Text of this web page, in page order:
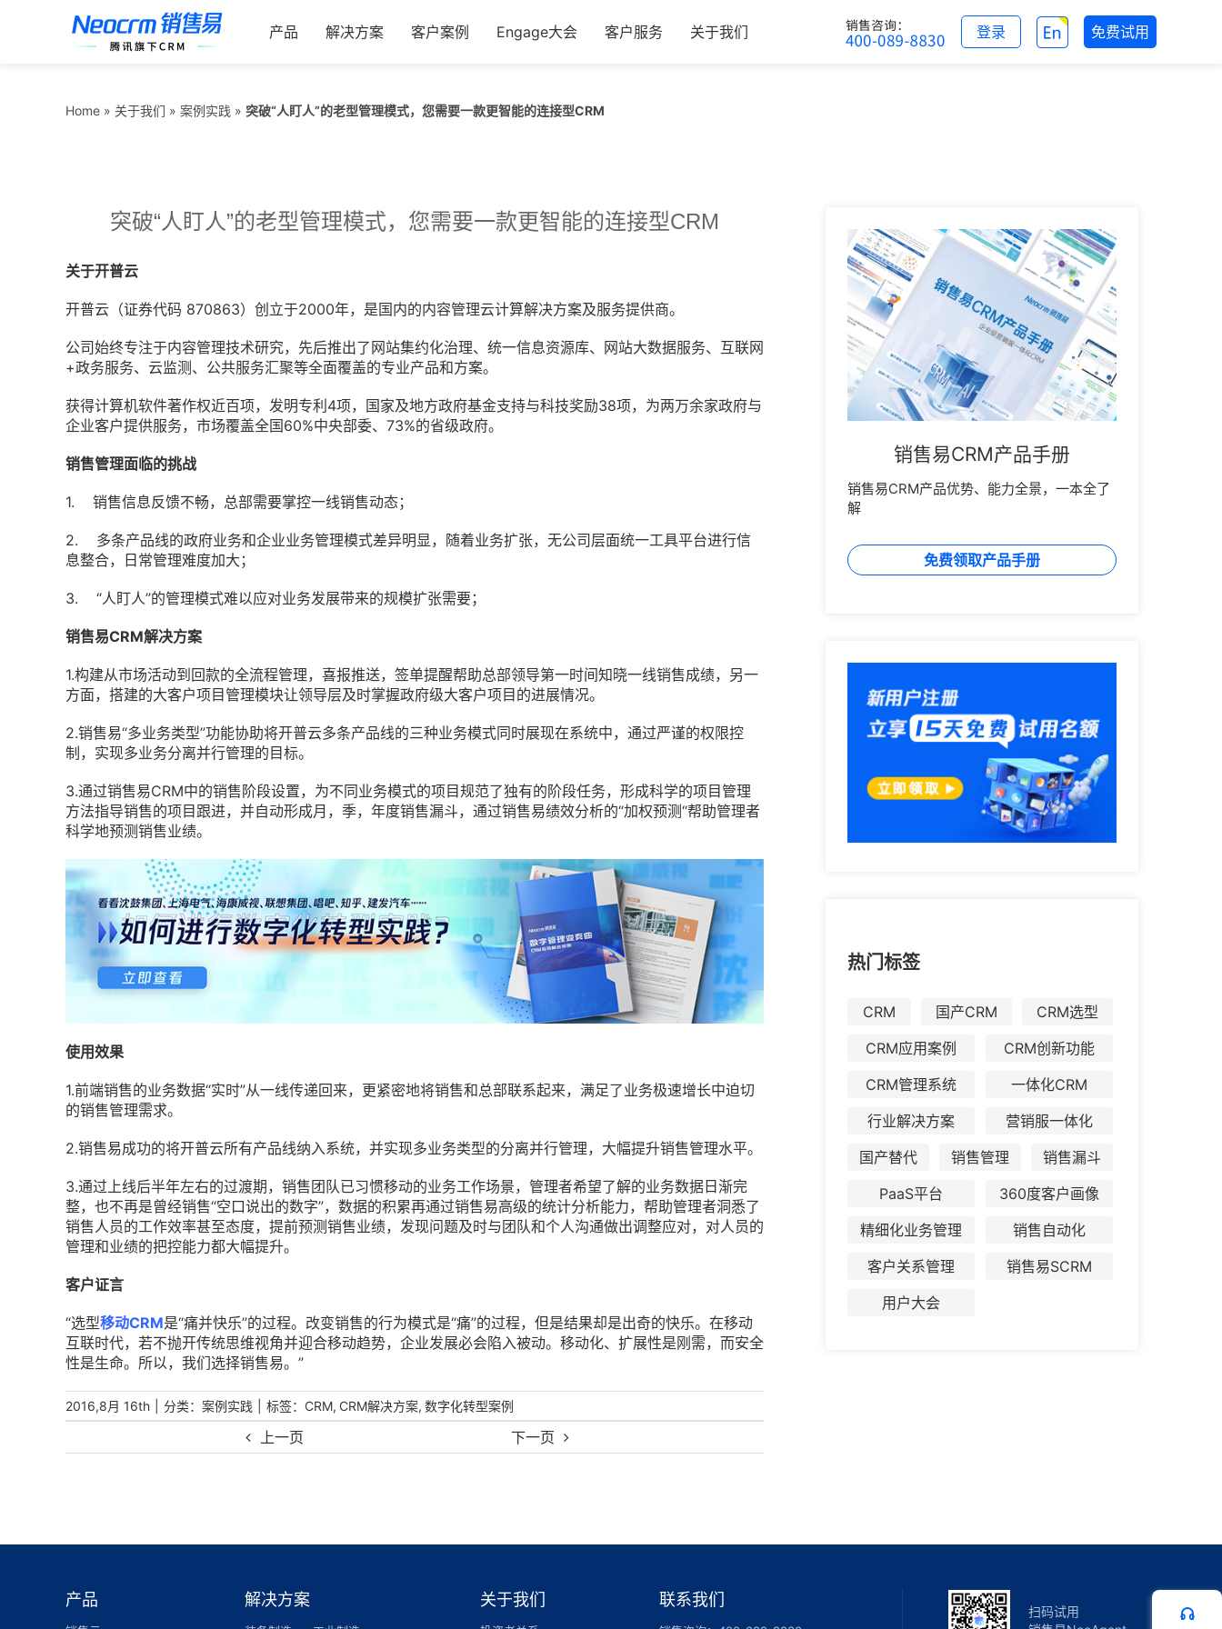
产品 解决方案 客户案例 Engage大会 客户服务 关于我们 免费试用
登录
Home » 关于我们 » 案例实践 » 突破“人盯人”的老型管理模式，您需要一款更智能的连接型CRM
上一页 下一页
突破“人盯人”的老型管理模式，您需要一款更智能的连接型CRM
关于开普云
开普云（证券代码 870863）创立于2000年，是国内的内容管理云计算解决方案及服务提供商。
公司始终专注于内容管理技术研究，先后推出了网站集约化治理、统一信息资源库、网站大数据服务、互联网
+政务服务、云监测、公共服务汇聚等全面覆盖的专业产品和方案。
获得计算机软件著作权近百项，发明专利4项，国家及地方政府基金支持与科技奖励38项，为两万余家政府与
企业客户提供服务，市场覆盖全国60%中央部委、73%的省级政府。
销售管理面临的挑战
1. 销售信息反馈不畅，总部需要掌控一线销售动态；
2. 多条产品线的政府业务和企业业务管理模式差异明显，随着业务扩张，无公司层面统一工具平台进行信
息整合，日常管理难度加大；
3. “人盯人”的管理模式难以应对业务发展带来的规模扩张需要；
销售易CRM解决方案
1.构建从市场活动到回款的全流程管理，喜报推送，签单提醒帮助总部领导第一时间知晓一线销售成绩，另一
方面，搭建的大客户项目管理模块让领导层及时掌握政府级大客户项目的进展情况。
2.销售易“多业务类型”功能协助将开普云多条产品线的三种业务模式同时展现在系统中，通过严谨的权限控
制，实现多业务分离并行管理的目标。
3.通过销售易CRM中的销售阶段设置，为不同业务模式的项目规范了独有的阶段任务，形成科学的项目管理
方法指导销售的项目跟进，并自动形成月，季，年度销售漏斗，通过销售易绩效分析的“加权预测“帮助管理者
科学地预测销售业绩。
使用效果
1.前端销售的业务数据“实时”从一线传递回来，更紧密地将销售和总部联系起来，满足了业务极速增长中迫切
的销售管理需求。
2.销售易成功的将开普云所有产品线纳入系统，并实现多业务类型的分离并行管理，大幅提升销售管理水平。
3.通过上线后半年左右的过渡期，销售团队已习惯移动的业务工作场景，管理者希望了解的业务数据日渐完
整，也不再是曾经销售“空口说出的数字”，数据的积累再通过销售易高级的统计分析能力，帮助管理者洞悉了
销售人员的工作效率甚至态度，提前预测销售业绩，发现问题及时与团队和个人沟通做出调整应对，对人员的
管理和业绩的把控能力都大幅提升。
客户证言
“选型移动CRM是“痛并快乐”的过程。改变销售的行为模式是“痛”的过程，但是结果却是出奇的快乐。在移动
互联时代，若不抛开传统思维视角并迎合移动趋势，企业发展必会陷入被动。移动化、扩展性是刚需，而安全
性是生命。所以，我们选择销售易。”
2016,8月 16th | 分类： 案例实践 | 标签： CRM, CRM解决方案, 数字化转型案例
销售易CRM产品手册
销售易CRM产品优势、能力全景，一本全了
解
免费领取产品手册
热门标签
CRM 国产CRM
CRM选型
CRM应用案例
CRM创新功能
CRM管理系统
一体化CRM
行业解决方案
营销服一体化
国产替代
销售管理
销售漏斗
PaaS平台
360度客户画像
精细化业务管理
销售自动化
客户关系管理
销售易SCRM
用户大会
产品 解决方案 关于我们 联系我们
扫码试用